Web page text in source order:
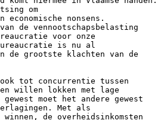
om
nonsens.
de vennootschapsbelasting
voor onze
is nu al
de grootste klachten van de
tot concurrentie tussen
willen lokken met lage
moet het andere gewest
Met als
de overheidsinkomsten